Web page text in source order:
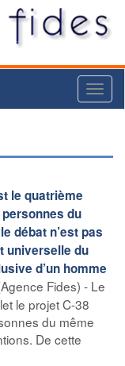
le quatrième
du
débat n’est pas
universelle du
d’un homme
Fides) - Le
le projet C-38
du même
De cette